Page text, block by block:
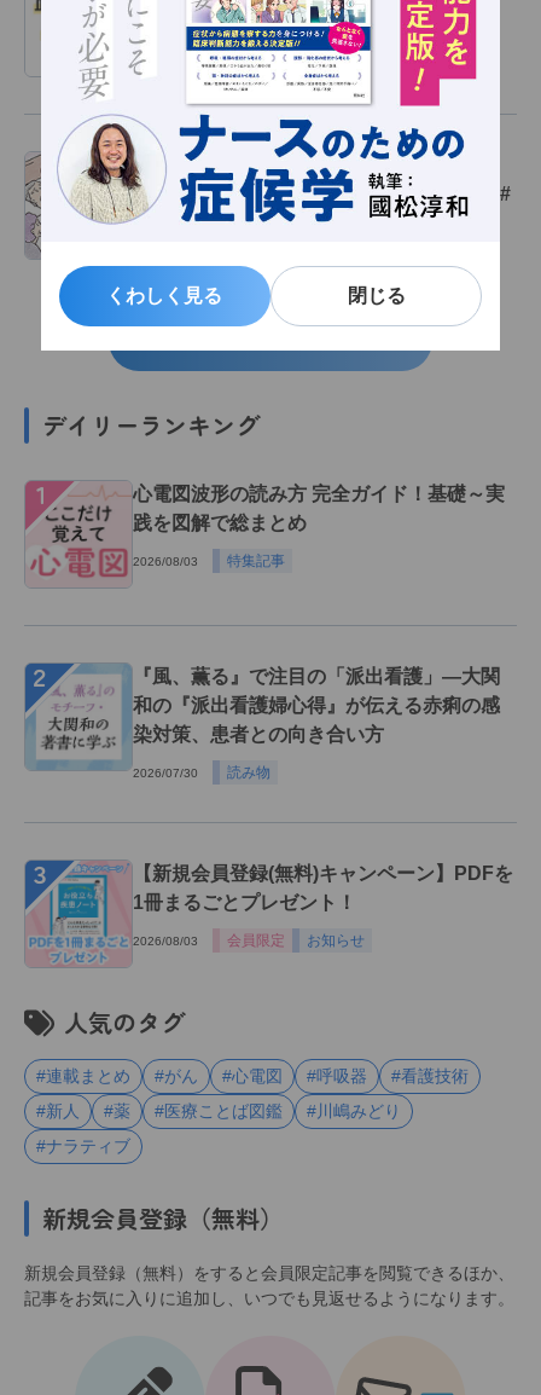
くわしく見る 閉じる
くわしく見る 閉じる
因#15
2024/10/10 会員限定 特集記事
AYA世代がん患者に対する支援：妊孕性、
遺伝性腫瘍への対応【がん治療の最新知識#
20】
デイリーランキング
１
心電図波形の読み方 完全ガイド！基礎～実
践を図解で総まとめ
2026/08/03 特集記事
２
『風、薫る』で注目の「派出看護」―大関
和の『派出看護婦心得』が伝える赤痢の感
染対策、患者との向き合い方
2026/07/30 読み物
３
【新規会員登録(無料)キャンペーン】PDFを
1冊まるごとプレゼント！
2026/08/03 会員限定 お知らせ
人気のタグ
#連載まとめ #がん #心電図 #呼吸器
#看護技術
#新人
#薬 #医療ことば図鑑
#川嶋みどり
#ナラティブ
新規会員登録（無料）
新規会員登録（無料）をすると会員限定記事を閲覧できるほか、
記事をお気に入りに追加し、いつでも見返せるようになります。